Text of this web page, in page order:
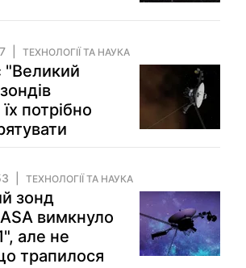
ТЕХНОЛОГІЇ ТА НАУКА
"Великий
потрібно
ТЕХНОЛОГІЇ ТА НАУКА
зонд
вимкнуло
але не
трапилося